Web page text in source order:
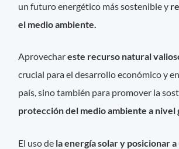
un futuro energético más sostenible y
el medio ambiente.
Aprovechareste recurso natural
crucial para el desarrollo económico y
país, sino también para promover la
protección del medio ambiente a nivel
El uso de la energía solar y posicionar a